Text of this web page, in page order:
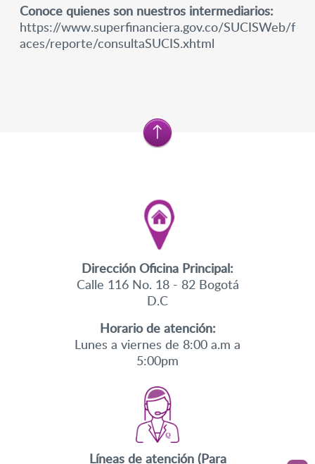
Conoce quienes son nuestros intermediarios:
https://www.superfinanciera.gov.co/SUCISWeb/f
aces/reporte/consultaSUCIS.xhtml
Dirección Oficina Principal:
Calle 116 No. 18 - 82 Bogotá
D.C
Horario de atención:
Lunes a viernes de 8:00 a.m a
5:00pm
Líneas de atención (Para